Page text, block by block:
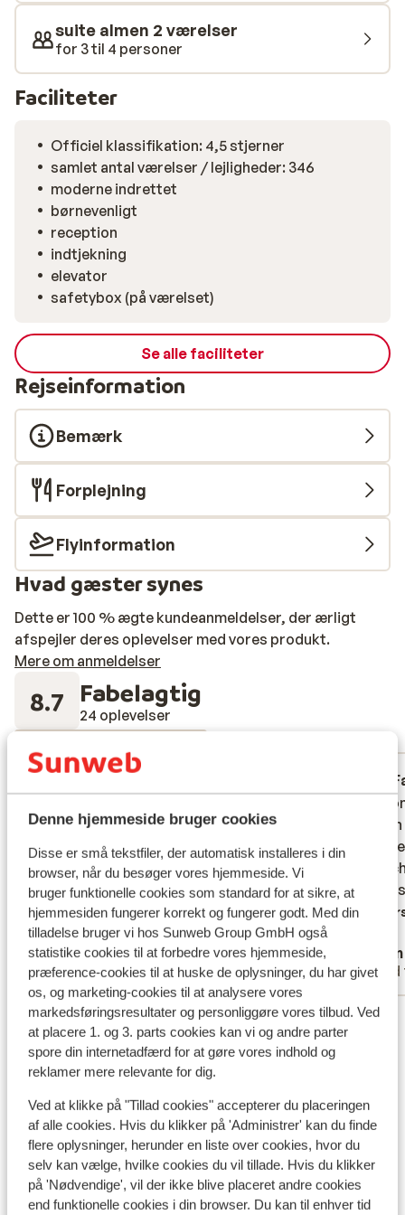
Denne hjemmeside bruger cookies
Disse er små tekstfiler, der automatisk installeres i din
browser, når du besøger vores hjemmeside. Vi
bruger funktionelle cookies som standard for at sikre, at
hjemmesiden fungerer korrekt og fungerer godt. Med din
tilladelse bruger vi hos Sunweb Group GmbH også
statistike cookies til at forbedre vores hjemmeside,
præference-cookies til at huske de oplysninger, du har givet
os, og marketing-cookies til at analysere vores
markedsføringsresultater og personliggøre vores tilbud. Ved
at placere 1. og 3. parts cookies kan vi og andre parter
spore din internetadfærd for at gøre vores indhold og
reklamer mere relevante for dig.
Ved at klikke på "Tillad cookies" accepterer du placeringen
af alle cookies. Hvis du klikker på 'Administrer' kan du finde
flere oplysninger, herunder en liste over cookies, hvor du
selv kan vælge, hvilke cookies du vil tillade. Hvis du klikker
på 'Nødvendige', vil der ikke blive placeret andre cookies
end funktionelle cookies i din browser. Du kan til enhver tid
på stranden, og der tilbydes også
vandsportsaktiviteter. På dette fantastiske hotel
sætter du dagsordenen!
suite almen 2 værelser
for 3 til 4 personer
Faciliteter
Officiel klassifikation: 4,5 stjerner
samlet antal værelser / lejligheder: 346
moderne indrettet
børnevenligt
reception
indtjekning
elevator
safetybox (på værelset)
Se alle faciliteter
Rejseinformation
Bemærk
Forplejning
Flyinformation
Hvad gæster synes
Dette er 100 % ægte kundeanmeldelser, der ærligt
afspejler deres oplevelser med vores produkt.
Mere om anmeldelser
8.7 Fabelagtig
24 oplevelser
kindvriendelijk,heel lekker en gevarieerd
eten , veel plaats aan het zwembad en
dicht bij de zee het stadje is wel even
wandelen . Het hotel is ook toegankelijk
voor rolstoelgebruikers.
kindvriendelijk,heel lekker en gevarieerd
eten , veel plaats aan het zwembad en
dicht bij de zee het stadje is wel even
wandelen . Het hotel is ook toegankelijk
voor rolstoelgebruikers.
Oversæt til dansk (DA)
Anonym
Med familie
Voor
Alles
net
Voor
Alles
net
Tom
Med
Se alle 24 anmeldelser
Lokation
Se på kort